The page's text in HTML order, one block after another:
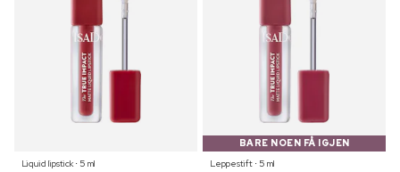
Liquid lipstick ⋅ 5 ml
BARE NOEN FÅ IGJEN
Leppestift ⋅ 5 ml